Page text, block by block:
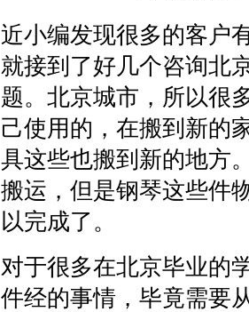
近小编发现很多的客户
就接到了好几个咨询北
题。北京城市，所以很
己使用的，在搬到新的
具这些也搬到新的地方
搬运，但是钢琴这些件
以完成了。
对于很多在北京毕业的
件经的事情，毕竟需要